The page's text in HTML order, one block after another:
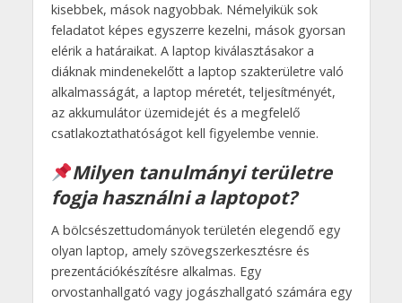
kisebbek, mások nagyobbak. Némelyikük sok
feladatot képes egyszerre kezelni, mások gyorsan
elérik a határaikat. A laptop kiválasztásakor a
diáknak mindenekelőtt a laptop szakterületre való
alkalmasságát, a laptop méretét, teljesítményét,
az akkumulátor üzemidejét és a megfelelő
csatlakoztathatóságot kell figyelembe vennie.
Milyen tanulmányi területre
fogja használni a laptopot?
A bölcsészettudományok területén elegendő egy
olyan laptop, amely szövegszerkesztésre és
prezentációkészítésre alkalmas. Egy
orvostanhallgató vagy jogászhallgató számára egy